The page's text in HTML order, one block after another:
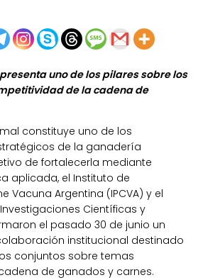
uno de los pilares sobre los
de la cadena de
constituye uno de los
de la ganadería
de fortalecerla mediante
aplicada, el Instituto de
Vacuna Argentina (IPCVA) y el
Científicas y
el pasado 30 de junio un
institucional destinado
conjuntos sobre temas
de ganados y carnes.